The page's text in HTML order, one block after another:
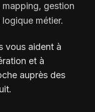
gestion
métier.
vous aident à
et à
auprès des